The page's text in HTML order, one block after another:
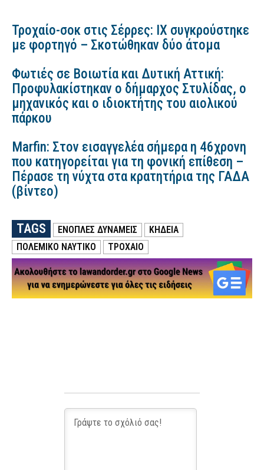
Τροχαίο-σοκ στις Σέρρες: ΙΧ συγκρούστηκε
με φορτηγό – Σκοτώθηκαν δύο άτομα
Φωτιές σε Βοιωτία και Δυτική Αττική:
Προφυλακίστηκαν ο δήμαρχος Στυλίδας, ο
μηχανικός και ο ιδιοκτήτης του αιολικού
πάρκου
Marfin: Στον εισαγγελέα σήμερα η 46χρονη
που κατηγορείται για τη φονική επίθεση –
Πέρασε τη νύχτα στα κρατητήρια της ΓΑΔΑ
(βίντεο)
TAGS ΕΝΟΠΛΕΣ ΔΥΝΑΜΕΙΣ
ΚΗΔΕΙΑ
ΠΟΛΕΜΙΚΟ ΝΑΥΤΙΚΟ
ΤΡΟΧΑΙΟ